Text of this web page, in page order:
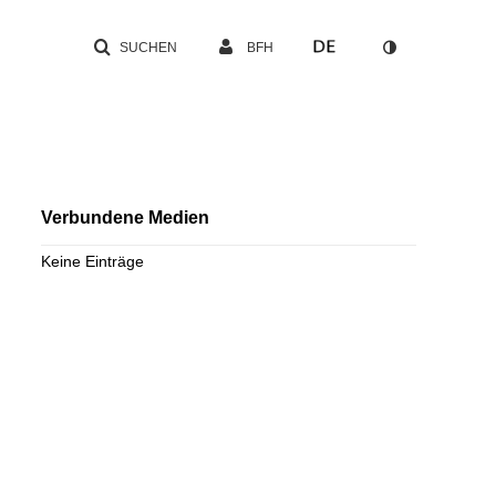
SUCHEN BFH
Verbundene Medien
Keine Einträge